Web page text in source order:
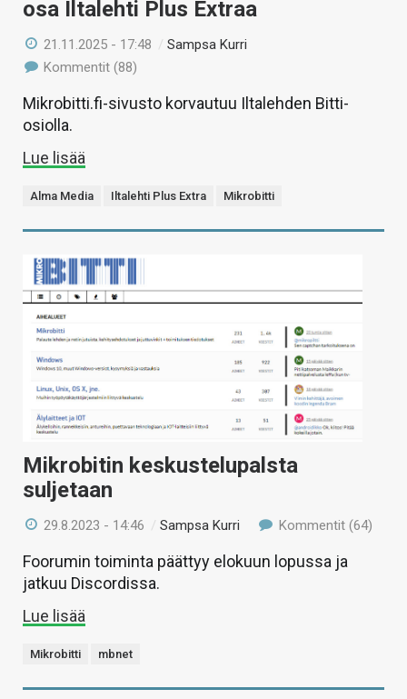
osa Iltalehti Plus Extraa
21.11.2025 - 17:48 /Sampsa Kurri
Kommentit (88)
Mikrobitti.fi-sivusto korvautuu Iltalehden Bitti-
osiolla.
Lue lisää
Alma Media Iltalehti Plus Extra Mikrobitti
Mikrobitin keskustelupalsta
suljetaan
29.8.2023 - 14:46 /Sampsa Kurri Kommentit (64)
Foorumin toiminta päättyy elokuun lopussa ja
jatkuu Discordissa.
Lue lisää
Mikrobitti mbnet